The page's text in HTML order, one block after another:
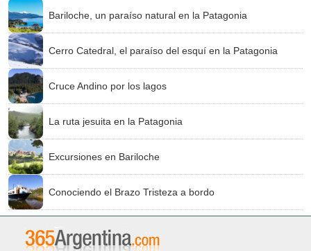
Bariloche, un paraíso natural en la Patagonia
Cerro Catedral, el paraíso del esquí en la Patagonia
Cruce Andino por los lagos
La ruta jesuita en la Patagonia
Excursiones en Bariloche
Conociendo el Brazo Tristeza a bordo